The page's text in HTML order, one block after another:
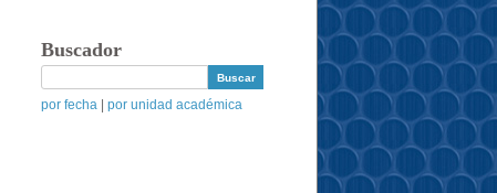
Buscador
por fecha por unidad académica